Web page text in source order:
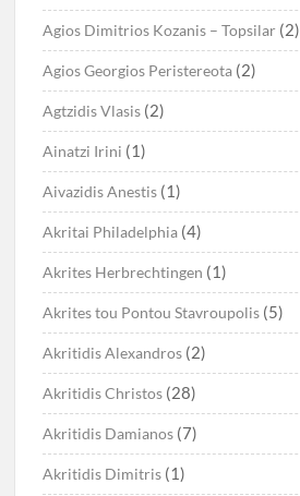
Agios Dimitrios Kozanis – Topsilar (2)
Agios Georgios Peristereota (2)
Agtzidis Vlasis (2)
Ainatzi Irini (1)
Aivazidis Anestis (1)
Akritai Philadelphia (4)
Akrites Herbrechtingen (1)
Akrites tou Pontou Stavroupolis (5)
Akritidis Alexandros (2)
Akritidis Christos (28)
Akritidis Damianos (7)
Akritidis Dimitris (1)